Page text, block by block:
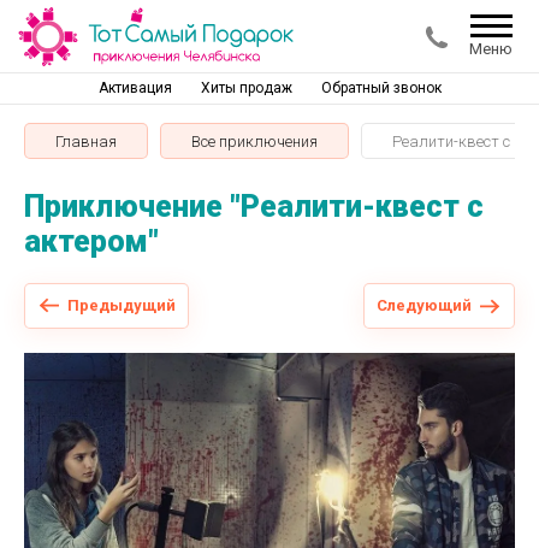
Меню
Активация Хиты продаж Обратный звонок
Главная Все приключения Реалити-квест с
Приключение "Реалити-квест с
актером"
Предыдущий Следующий